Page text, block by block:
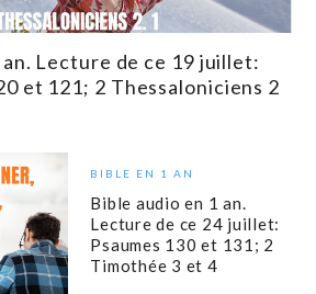
Lecture de ce 19 juillet:
et 121; 2 Thessaloniciens 2
BIBLE EN 1 AN
Bible audio en 1 an.
Lecture de ce 24 juillet:
Psaumes 130 et 131; 2
Timothée 3 et 4